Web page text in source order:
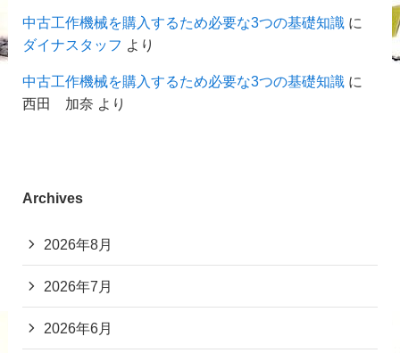
中古工作機械を購入するため必要な3つの基礎知識に
ダイナスタッフ より
中古工作機械を購入するため必要な3つの基礎知識に
西田 加奈 より
Archives
2026年8月
2026年7月
2026年6月